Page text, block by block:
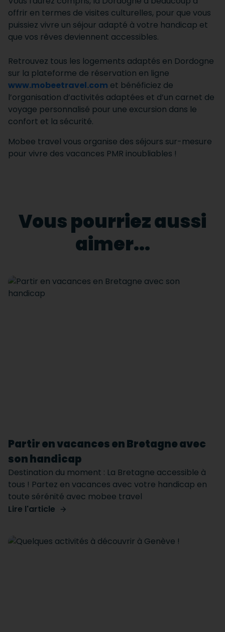
offrir en termes de visites culturelles, pour que vous
puissiez vivre un séjour adapté à votre handicap et
que vos rêves deviennent accessibles.
Retrouvez tous les logements adaptés en Dordogne
sur la plateforme de réservation en ligne
www.mobeetravel.com et bénéficiez de
l’organisation d’activités adaptées et d’un carnet de
voyage personnalisé pour une excursion dans le
confort et la sécurité.
Mobee travel vous organise des séjours sur-mesure
pour vivre des vacances PMR inoubliables !
Vous pourriez aussi
aimer...
Partir en vacances en Bretagne avec
son handicap
Destination du moment : La Bretagne accessible à
tous ! Partez en vacances avec votre handicap en
toute sérénité avec mobee travel
Lire l'article